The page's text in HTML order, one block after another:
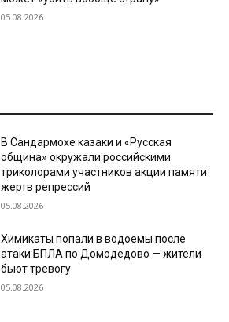
05.08.2026
В Сандармохе казаки и «Русская
община» окружали российскими
триколорами участников акции памяти
жертв репрессий
05.08.2026
Химикаты попали в водоемы после
атаки БПЛА по Домодедово — жители
бьют тревогу
05.08.2026